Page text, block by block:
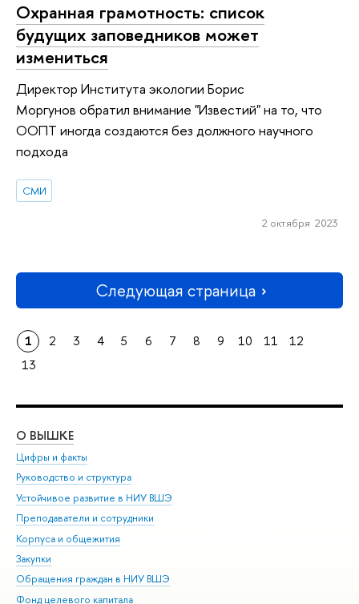
Охранная грамотность: список
будущих заповедников может
измениться
Директор Института экологии Борис
Моргунов обратил внимание "Известий" на то, что
ООПТ иногда создаются без должного научного
подхода
СМИ
2 октября 2023
Следующая страница
1 2 3 4 5 6 7 8 9 10 11
12
13
О ВЫШКЕ
Цифры и факты
Руководство и структура
Устойчивое развитие в НИУ ВШЭ
Преподаватели и сотрудники
Корпуса и общежития
Закупки
Обращения граждан в НИУ ВШЭ
Фонд целевого капитала